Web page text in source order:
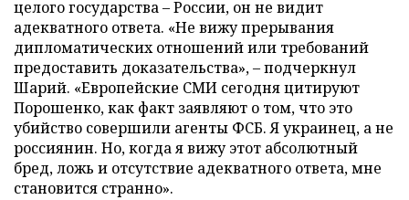
целого государства – России, он не видит
адекватного ответа. «Не вижу прерывания
дипломатических отношений или требований
предоставить доказательства», – подчеркнул
Шарий. «Европейские СМИ сегодня цитируют
Порошенко, как факт заявляют о том, что это
убийство совершили агенты ФСБ. Я украинец, а не
россиянин. Но, когда я вижу этот абсолютный
бред, ложь и отсутствие адекватного ответа, мне
становится странно».